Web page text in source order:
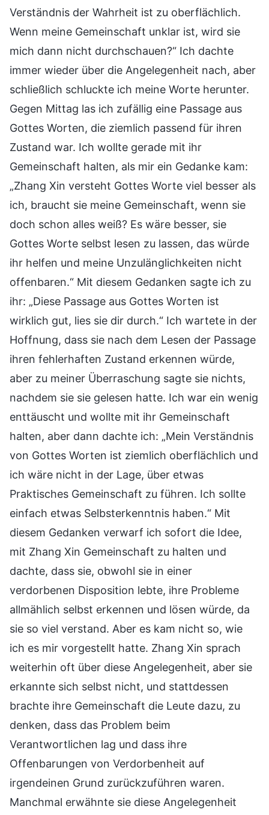
Verständnis der Wahrheit ist zu oberflächlich.
Wenn meine Gemeinschaft unklar ist, wird sie
mich dann nicht durchschauen?“ Ich dachte
immer wieder über die Angelegenheit nach, aber
schließlich schluckte ich meine Worte herunter.
Gegen Mittag las ich zufällig eine Passage aus
Gottes Worten, die ziemlich passend für ihren
Zustand war. Ich wollte gerade mit ihr
Gemeinschaft halten, als mir ein Gedanke kam:
„Zhang Xin versteht Gottes Worte viel besser als
ich, braucht sie meine Gemeinschaft, wenn sie
doch schon alles weiß? Es wäre besser, sie
Gottes Worte selbst lesen zu lassen, das würde
ihr helfen und meine Unzulänglichkeiten nicht
offenbaren.“ Mit diesem Gedanken sagte ich zu
ihr: „Diese Passage aus Gottes Worten ist
wirklich gut, lies sie dir durch.“ Ich wartete in der
Hoffnung, dass sie nach dem Lesen der Passage
ihren fehlerhaften Zustand erkennen würde,
aber zu meiner Überraschung sagte sie nichts,
nachdem sie sie gelesen hatte. Ich war ein wenig
enttäuscht und wollte mit ihr Gemeinschaft
halten, aber dann dachte ich: „Mein Verständnis
von Gottes Worten ist ziemlich oberflächlich und
ich wäre nicht in der Lage, über etwas
Praktisches Gemeinschaft zu führen. Ich sollte
einfach etwas Selbsterkenntnis haben.“ Mit
diesem Gedanken verwarf ich sofort die Idee,
mit Zhang Xin Gemeinschaft zu halten und
dachte, dass sie, obwohl sie in einer
verdorbenen Disposition lebte, ihre Probleme
allmählich selbst erkennen und lösen würde, da
sie so viel verstand. Aber es kam nicht so, wie
ich es mir vorgestellt hatte. Zhang Xin sprach
weiterhin oft über diese Angelegenheit, aber sie
erkannte sich selbst nicht, und stattdessen
brachte ihre Gemeinschaft die Leute dazu, zu
denken, dass das Problem beim
Verantwortlichen lag und dass ihre
Offenbarungen von Verdorbenheit auf
irgendeinen Grund zurückzuführen waren.
Manchmal erwähnte sie diese Angelegenheit